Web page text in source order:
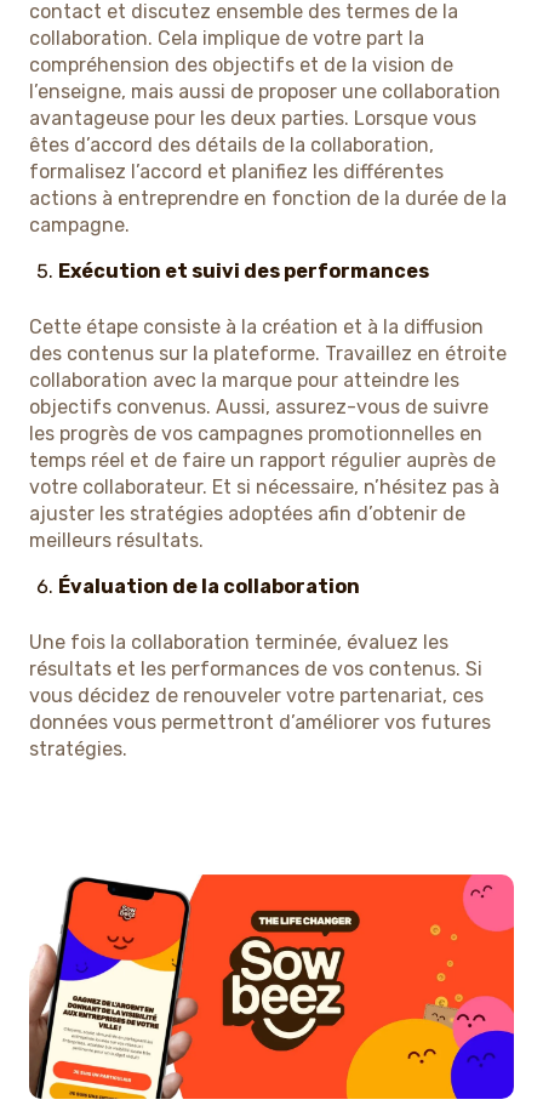
contact et discutez ensemble des termes de la
collaboration. Cela implique de votre part la
compréhension des objectifs et de la vision de
l’enseigne, mais aussi de proposer une collaboration
avantageuse pour les deux parties. Lorsque vous
êtes d’accord des détails de la collaboration,
formalisez l’accord et planifiez les différentes
actions à entreprendre en fonction de la durée de la
campagne.
Exécution et suivi des performances
Cette étape consiste à la création et à la diffusion
des contenus sur la plateforme. Travaillez en étroite
collaboration avec la marque pour atteindre les
objectifs convenus. Aussi, assurez-vous de suivre
les progrès de vos campagnes promotionnelles en
temps réel et de faire un rapport régulier auprès de
votre collaborateur. Et si nécessaire, n’hésitez pas à
ajuster les stratégies adoptées afin d’obtenir de
meilleurs résultats.
Évaluation de la collaboration
Une fois la collaboration terminée, évaluez les
résultats et les performances de vos contenus. Si
vous décidez de renouveler votre partenariat, ces
données vous permettront d’améliorer vos futures
stratégies.